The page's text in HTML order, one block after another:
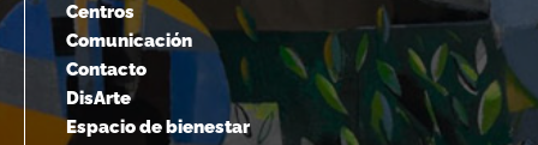
Centros
Comunicación
Contacto
DisArte
Espacio de bienestar